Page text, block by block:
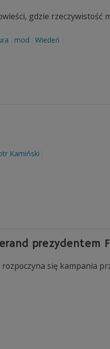
gdzie rzeczywistość
mod Wiedeń
Kamiński
prezydentem
rozpoczyna się kampania